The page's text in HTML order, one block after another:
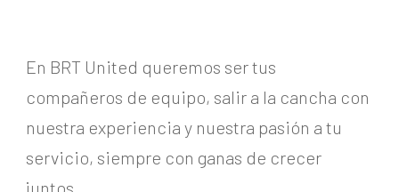
En BRT United queremos ser tus
compañeros de equipo, salir a la cancha con
nuestra experiencia y nuestra pasión a tu
servicio, siempre con ganas de crecer
juntos.